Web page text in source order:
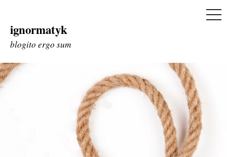
Skip
to
ignormatyk
blogito ergo sum